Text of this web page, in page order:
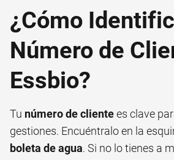
¿Cómo
Número de
Essbio?
Tu número de clientees clave
gestiones. Encuéntralo en la
boleta de agua. Si no lo tienes a